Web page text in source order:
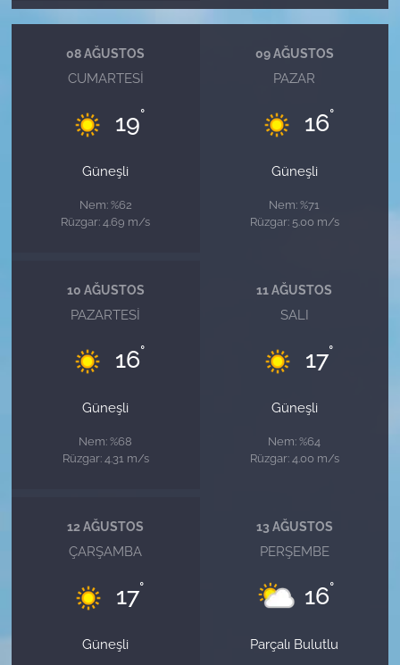
08 AĞUSTOS
CUMARTESI
19°
Güneşli
Nem: %62
Rüzgar: 4.69 m/s
09 AĞUSTOS
PAZAR
16°
Güneşli
Nem: %71
Rüzgar: 5.00 m/s
10 AĞUSTOS
PAZARTESI
16°
Güneşli
Nem: %68
Rüzgar: 4.31 m/s
11 AĞUSTOS
SALI
17°
Güneşli
Nem: %64
Rüzgar: 4.00 m/s
12 AĞUSTOS
ÇARŞAMBA
17°
Güneşli
13 AĞUSTOS
PERŞEMBE
16°
Parçalı Bulutlu